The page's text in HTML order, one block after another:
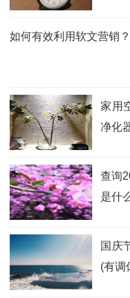
如何有效利用软文营销
家用
净化
查询
是什
国庆
(有调